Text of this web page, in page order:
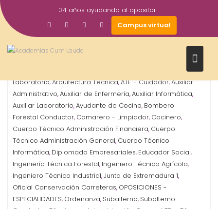
Saltar
al
contenido
34 años ayudando al opositor.
Campus virtual
Oct
2021
Gestor AcademiasCumLaude
Laboratorio,Arquitectura Técnica,ATE - Cuidador,Auxiliar
Administrativo,Auxiliar de Enfermería,Auxiliar Informática,
Auxiliar Laboratorio,Ayudante de Cocina, Bombero
Forestal Conductor, Camarero - Limpiador, Cocinero,
Cuerpo Técnico Administración Financiera, Cuerpo
Técnico Administración General, Cuerpo Técnico
Informática, Diplomado Empresariales, Educador Social,
Ingeniería Técnica Forestal, Ingeniero Técnico Agrícola,
Ingeniero Técnico Industrial,Junta de Extremadura 1,
Oficial Conservación Carreteras, OPOSICIONES -
ESPECIALIDADES, Ordenanza, Subalterno, Subalterno